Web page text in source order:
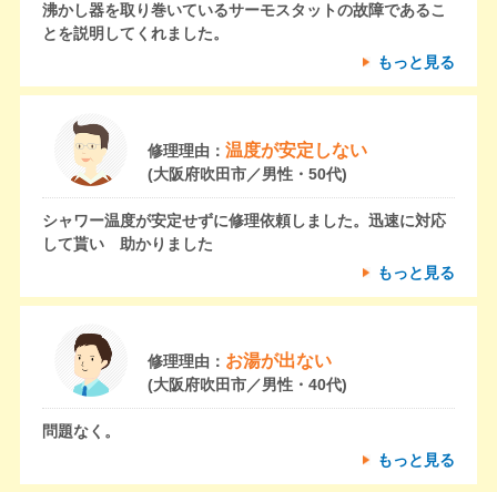
沸かし器を取り巻いているサーモスタットの故障であるこ
とを説明してくれました。
もっと見る
修理理由： 温度が安定しない
(大阪府吹田市／男性・50代)
シャワー温度が安定せずに修理依頼しました。迅速に対応
して貰い 助かりました
もっと見る
修理理由： お湯が出ない
(大阪府吹田市／男性・40代)
問題なく。
もっと見る